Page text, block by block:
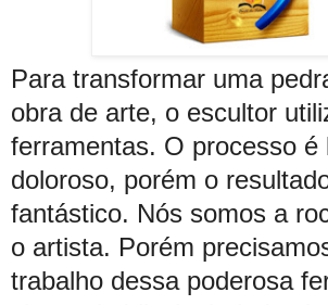
Para transformar uma
obra de arte, o escultor
ferramentas. O processo é
doloroso, porém o
fantástico. Nós somos a
o artista. Porém
trabalho dessa poderosa